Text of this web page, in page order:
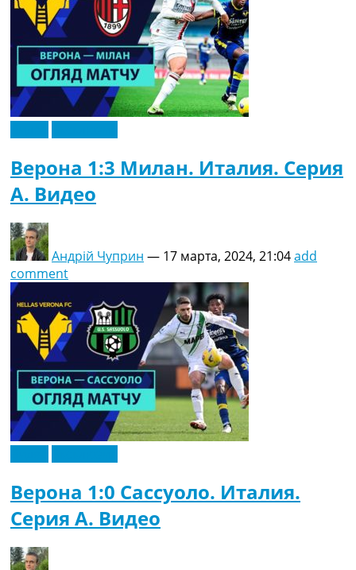
Верона 1:3 Милан. Италия. Серия
A. Видео
Андрій Чуприн — 17 марта, 2024, 21:04add
comment
Верона 1:0 Сассуоло. Италия.
Серия A. Видео